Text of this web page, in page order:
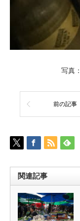
写真
前の記事
関連記事